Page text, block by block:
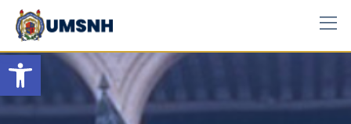
Open toolbar
Skip
content